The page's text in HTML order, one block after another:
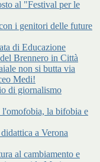
al "Festival per le
i genitori delle future
di Educazione
Brennero in Città
non si butta via
Medi!
di giornalismo
l'omofobia, la bifobia e
a Verona
al cambiamento e